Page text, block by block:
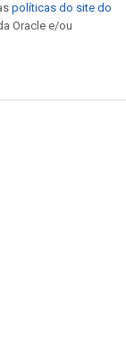
políticas do site do
Oracle e/ou